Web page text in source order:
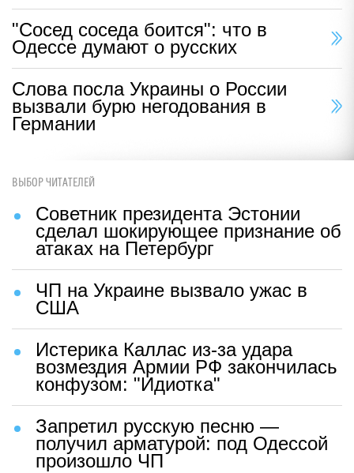
"Сосед соседа боится": что в
Одессе думают о русских
Слова посла Украины о России
вызвали бурю негодования в
Германии
ВЫБОР ЧИТАТЕЛЕЙ
Советник президента Эстонии
сделал шокирующее признание об
атаках на Петербург
ЧП на Украине вызвало ужас в
США
Истерика Каллас из-за удара
возмездия Армии РФ закончилась
конфузом: "Идиотка"
Запретил русскую песню —
получил арматурой: под Одессой
произошло ЧП